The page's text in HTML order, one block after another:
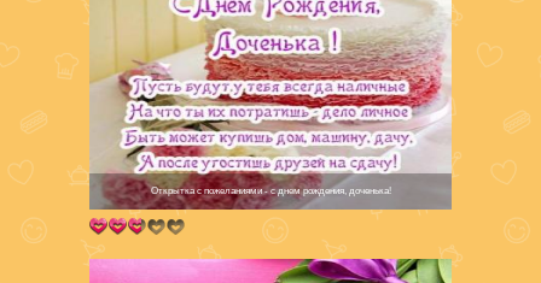
Открытка с пожеланиями - с днем рождения, доченька!